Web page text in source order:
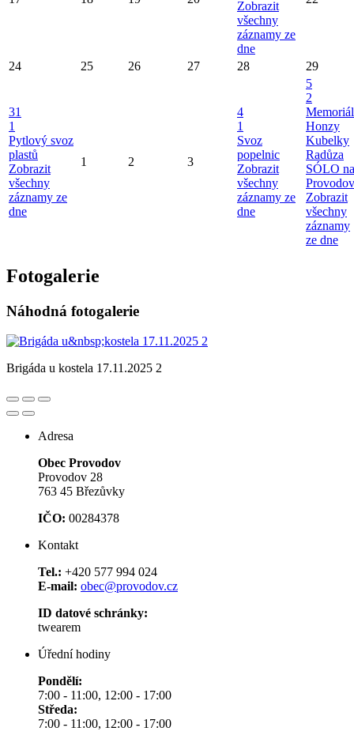
Zobrazit
všechny
záznamy ze
dne
24 25 26 27 28 29
31
1
Pytlový svoz
plastů
Zobrazit
všechny
záznamy ze
dne
1 2 3
4
1
Svoz
popelnic
Zobrazit
všechny
záznamy ze
dne
5
2
Memoriál
Honzy
Kubelky
Radůza
SÓLO na
Zobrazit
všechny
záznamy
ze dne
Fotogalerie
Náhodná fotogalerie
Brigáda u kostela 17.11.2025 2
Adresa
Obec Provodov
Provodov 28
763 45 Březůvky
IČO: 00284378
Kontakt
Tel.: +420 577 994 024
E-mail: obec@provodov.cz
ID datové schránky:
twearem
Úřední hodiny
Pondělí:
7:00 - 11:00, 12:00 - 17:00
Středa:
7:00 - 11:00, 12:00 - 17:00